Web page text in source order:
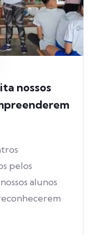
nossos
pelos
alunos